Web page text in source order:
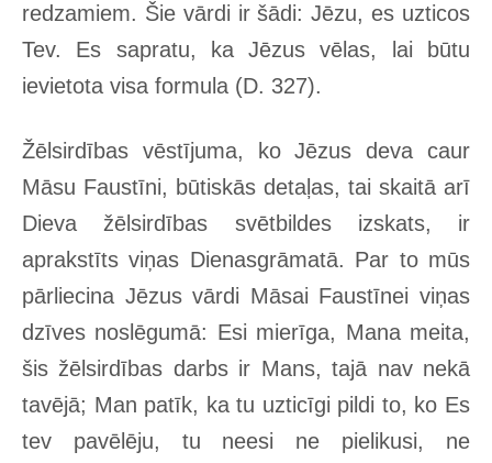
redzamiem. Šie vārdi ir šādi: Jēzu, es uzticos
Tev. Es sapratu, ka Jēzus vēlas, lai būtu
ievietota visa formula (D. 327).
Žēlsirdības vēstījuma, ko Jēzus deva caur
Māsu Faustīni, būtiskās detaļas, tai skaitā arī
Dieva žēlsirdības svētbildes izskats, ir
aprakstīts viņas Dienasgrāmatā. Par to mūs
pārliecina Jēzus vārdi Māsai Faustīnei viņas
dzīves noslēgumā: Esi mierīga, Mana meita,
šis žēlsirdības darbs ir Mans, tajā nav nekā
tavējā; Man patīk, ka tu uzticīgi pildi to, ko Es
tev pavēlēju, tu neesi ne pielikusi, ne